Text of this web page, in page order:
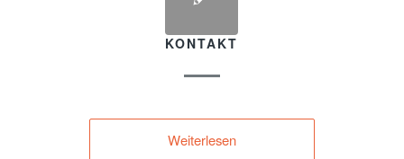
KONTAKT
Weiterlesen